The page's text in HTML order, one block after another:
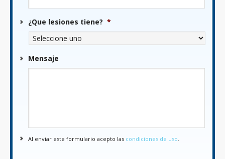
¿Que lesiones tiene? *
Mensaje
Al enviar este formulario acepto las condiciones de uso